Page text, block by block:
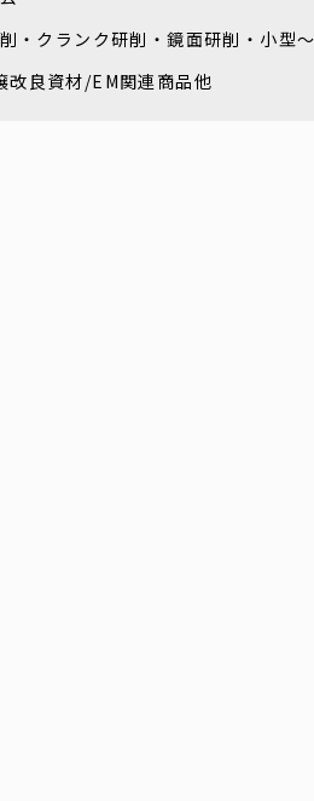
・クランク研削・鏡面研削・小型
良資材/EM関連商品他